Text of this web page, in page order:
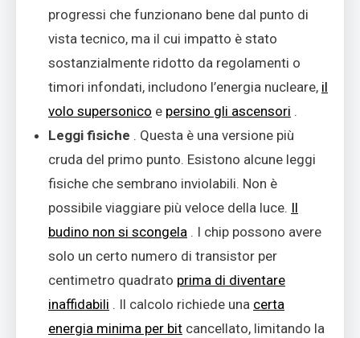
progressi che funzionano bene dal punto di
vista tecnico, ma il cui impatto è stato
sostanzialmente ridotto da regolamenti o
timori infondati, includono l’energia nucleare, il
volo supersonico e persino gli ascensori .
Leggi fisiche . Questa è una versione più
cruda del primo punto. Esistono alcune leggi
fisiche che sembrano inviolabili. Non è
possibile viaggiare più veloce della luce. Il
budino non si scongela . I chip possono avere
solo un certo numero di transistor per
centimetro quadrato prima di diventare
inaffidabili . Il calcolo richiede una certa
energia minima per bit cancellato, limitando la